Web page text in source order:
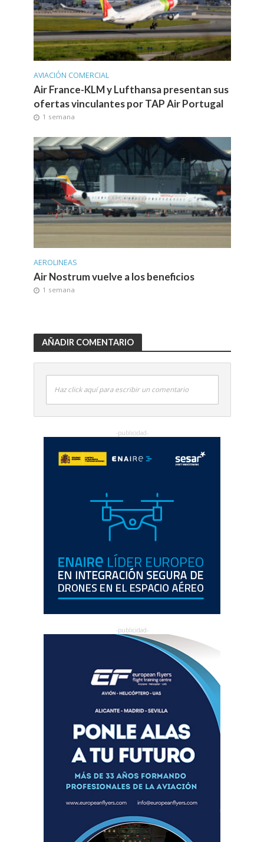
AVIACIÓN COMERCIAL
Air France-KLM y Lufthansa presentan sus
ofertas vinculantes por TAP Air Portugal
1 semana
AEROLINEAS
Air Nostrum vuelve a los beneficios
1 semana
AÑADIR COMENTARIO
Haz click aquí para escribir un comentario